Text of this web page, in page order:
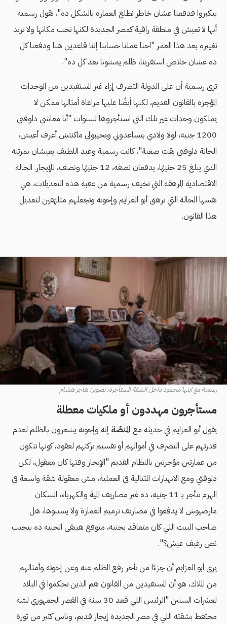
بيكبروا فدفعنا عشان خاطر نطلع العمارة بالشكل ده"، تقول رسمية
أنها لا تعيش في منطقة راقية كمصر الجديدة لكنها تحب مكانها ولا تريد
تغييره بعد هذا العمر "احنا عملنا حسابنا إننا قاعدين هنا ودفعنا كل
ده عشان خلاص استقرينا، ظلم يمشونا بعد كل ده".
ترى رسمية أن على الدولة التصرف إزاء غير المستفيدين من الوحدات
المؤجرة بالقانون القديم، لكنها أيضًا عليها مراعاة أمثالها ممكن لا
يملكون وحدات غير تلك التي استأجروها لسنوات "أنا معاشي دلوقتي
1200 جنيه، لولا ولادي بيساعدوني ويجيبولي ماكنتش أعرف أعيش،
الحالة دلوقتي بقت صعبة"، كانت رسمية وعبد اللطيف يعيشان بمرتبه
الذي يبلغ 25 حنيهًا، يدفعان نصفه، 12 جنيهًا ونصف، للإيجار. الحالة
الاقتصادية المرهقة التي تخيف رسمية من عقبة هذه التعديلات، هي
نفسها الحالة التي ترهق أبو العزايم وإخوته وتجعلهم متلهّفين لتعديل
هذا القانون.
رسمية مع ابنها محمود داخل الشقة المستأجرة، تصوير: هاجر هشام
مستأجرون مهددون أو ملكيات معطلة
يقول أبو العزايم في حديثه مع المنصّة إنه وإخوته يشعرون بالظلم لعدم
قدرتهم على التصرف في أموالهم أو تقسيم تركتهم لعقود، كونها تتكون
من عمارتين مؤجرتين بالنظام القديم "الإيجار وقتها كان معقول، لكن
دلوقتي ومع الانهيارات المتتالية في العملية، مش معقولة شقة واسعة في
الهرم تتأجر بـ 11 جنيه، ده غير مصاريف المية والكهرباء، السكان
مارضيوش لا يدفعوا في مصاريف ترميم العمارة ولا يسيبوها، هل
صاحب البيت اللي كان متعاقد بجنيه، متوقع هيبقى الجنيه ده بيجيب
نص رغيف عيش؟".
يرى أبو العزايم أن جزءًا من تأخر رفع الظلم عنه وعن إخوته وأمثالهم
من الملاك، هو أن المستفيدين من القانون هم الذين تحكموا في البلاد
لعشرات السنين "الرئيس اللي قعد 30 سنة في القصر الجمهوري لسّة
محتفظ بشقته اللي في مصر الجديدة إيجار قديم، وناس كثير من ثورة